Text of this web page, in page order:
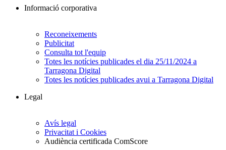
Informació corporativa
Reconeixements
Publicitat
Consulta tot l'equip
Totes les notícies publicades el dia 25/11/2024 a
Tarragona Digital
Totes les notícies publicades avui a Tarragona Digital
Legal
Avís legal
Privacitat i Cookies
Audiència certificada ComScore